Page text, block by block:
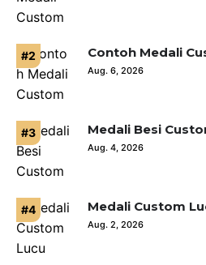
Contoh Medali
Aug. 6, 2026
Medali Besi
Aug. 4, 2026
Medali Custom
Aug. 2, 2026